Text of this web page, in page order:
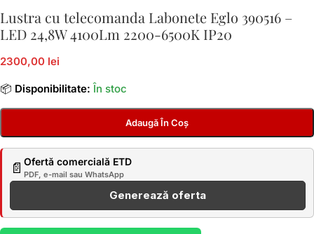
Lustra cu telecomanda Labonete Eglo 390516 –
LED 24,8W 4100Lm 2200-6500K IP20
2300,00 lei
📦 Disponibilitate: În stoc
Adaugă În Coș
📄 Ofertă comercială ETD
PDF, e-mail sau WhatsApp
Generează oferta